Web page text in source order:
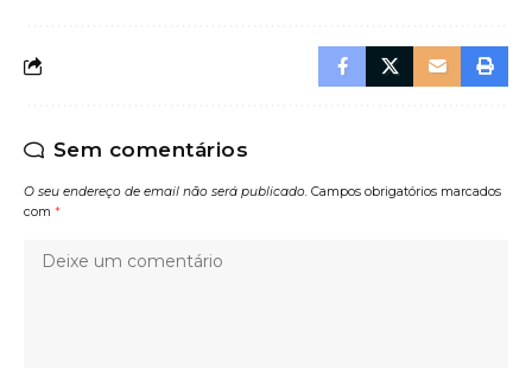
Sem comentários
O seu endereço de email não será publicado. Campos obrigatórios marcados
com *